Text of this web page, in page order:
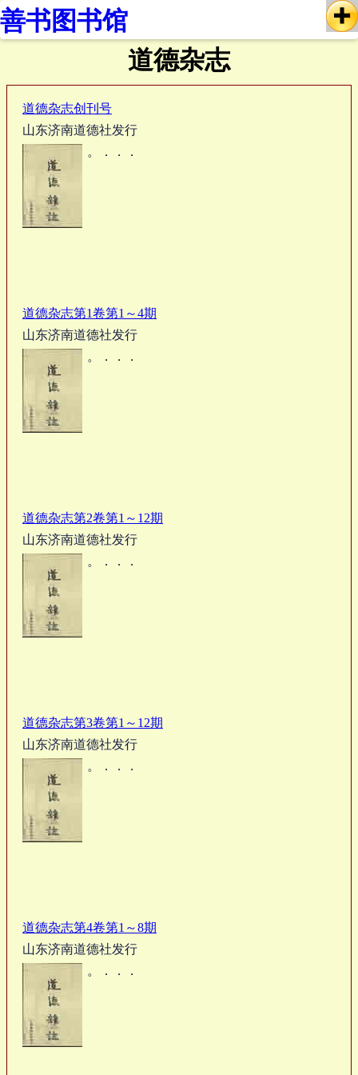
善书图书馆
道德杂志
道德杂志创刊号
山东济南道德社发行
。．．．
道德杂志第1卷第1～4期
山东济南道德社发行
。．．．
道德杂志第2卷第1～12期
山东济南道德社发行
。．．．
道德杂志第3卷第1～12期
山东济南道德社发行
。．．．
道德杂志第4卷第1～8期
山东济南道德社发行
。．．．